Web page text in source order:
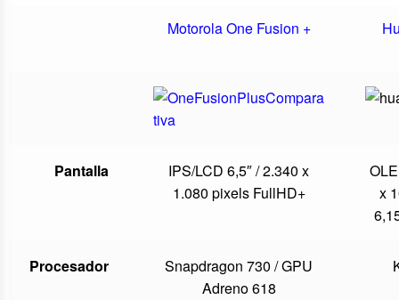
Motorola One Fusion +
Pantalla
IPS/LCD 6,5″ / 2.340 x
1.080 pixels FullHD+
x
Procesador
Snapdragon 730 / GPU
Adreno 618